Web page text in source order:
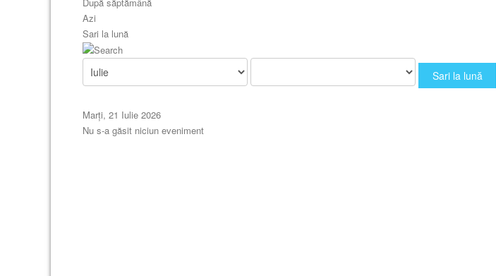
Azi
Sari la lună
Sari la lună
Marți, 21 Iulie 2026
Nu s-a găsit niciun eveniment